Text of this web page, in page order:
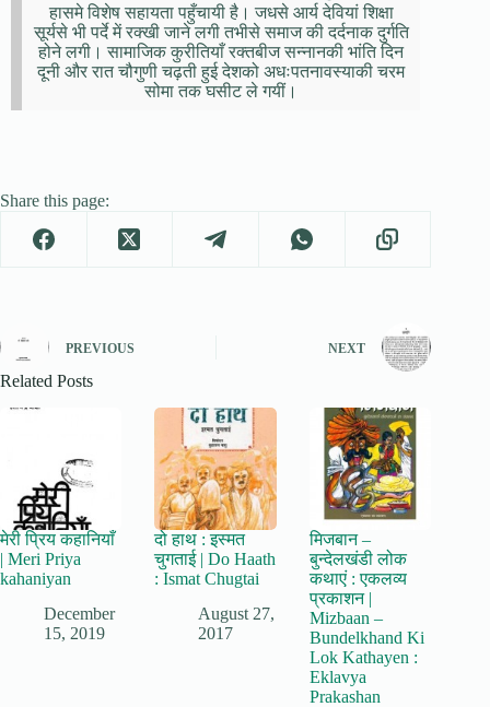
हासमे विशेष सहायता पहुँचायी है। जधसे आर्य देवियां शिक्षा
सूर्यसे भी पर्दे में रक्खी जाने लगी तभीसे समाज की दर्दनाक दुर्गति
होने लगी। सामाजिक कुरीतियाँ रक्तबीज सन्नानकी भांति दिन
दूनी और रात चौगुणी चढ़ती हुई देशको अधःपतनावस्याकी चरम
सोमा तक घसीट ले गयीं।
Share this page:
PREVIOUS NEXT
Related Posts
मेरी प्रिय कहानियाँ
| Meri Priya
kahaniyan
December
15, 2019
दो हाथ : इस्मत
चुगताई | Do Haath
: Ismat Chugtai
August 27,
2017
मिजबान –
बुन्देलखंडी लोक
कथाएं : एकलव्य
प्रकाशन |
Mizbaan –
Bundelkhand Ki
Lok Kathayen :
Eklavya
Prakashan